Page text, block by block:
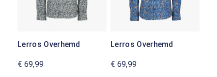
Lerros Overhemd
€ 69,99
Lerros Overhemd
€ 69,99